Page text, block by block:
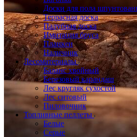
Доски для пола
Террасная доска
Палубная доска
Имитация бруса
Планкен
Наличник
Лесоматериалы
Баланс хвойный
Березовый карандаш
Лес кругляк сухостой
Лес ситовый
Пиловочник
Топливные пеллеты
Белые
Серые